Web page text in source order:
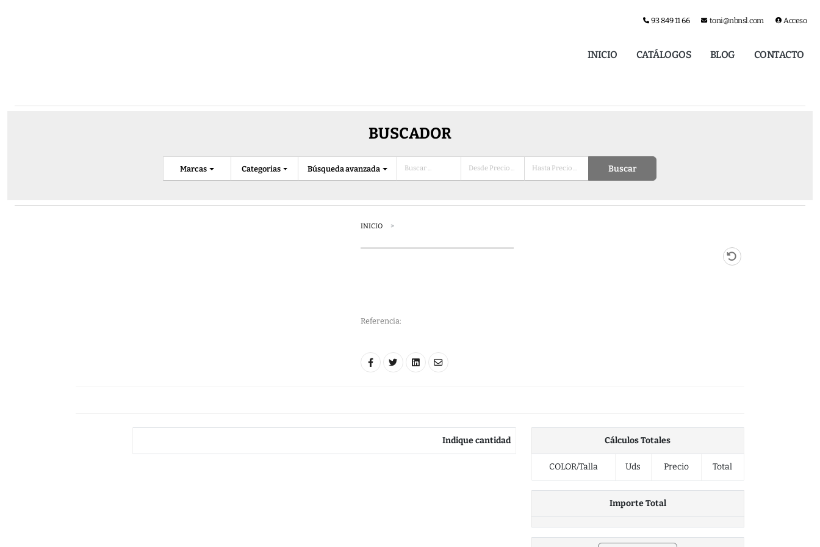
93 849 11 66 toni@nbnsl.com Acceso
INICIO CATÁLOGOS BLOG CONTACTO
BUSCADOR
Categorias
Marcas Búsqueda avanzada Buscar
INICIO
Referencia:
Indique cantidad Cálculos Totales
COLOR/Talla Uds Precio Total
Importe Total